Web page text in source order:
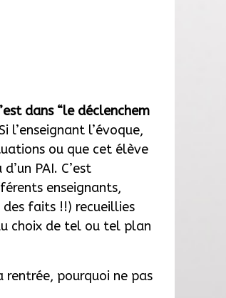
dans “le déclenchem
l’enseignant l’évoque,
ou que cet élève
PAI. C’est
enseignants,
des faits !!) recueillies
choix de tel ou tel plan
rentrée, pourquoi ne pas